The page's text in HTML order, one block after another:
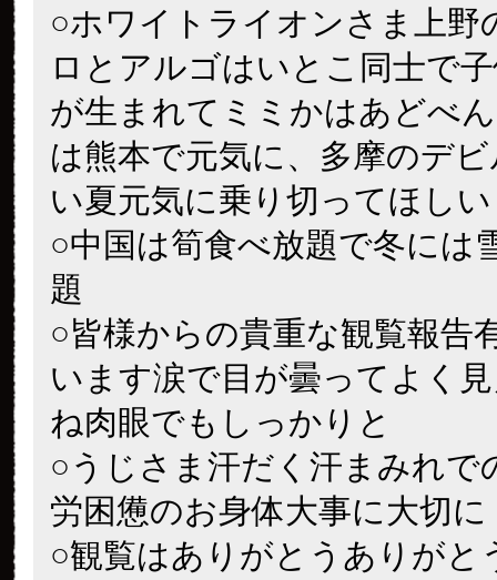
○ホワイトライオンさま上野
ロとアルゴはいとこ同士で
が生まれてミミかはあどべ
は熊本で元気に、多摩のデ
い夏元気に乗り切ってほしい
○中国は筍食べ放題で冬には
題
○皆様からの貴重な観覧報告
います涙で目が曇ってよく
ね肉眼でもしっかりと
○うじさま汗だく汗まみれで
労困憊のお身体大事に大切に
○観覧はありがとうありがと